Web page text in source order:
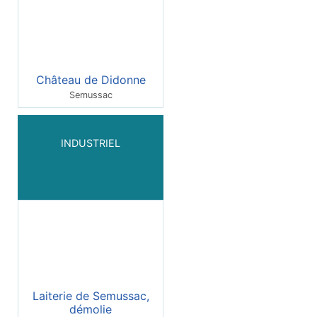
Château de Didonne
Semussac
INDUSTRIEL
Laiterie de Semussac,
démolie